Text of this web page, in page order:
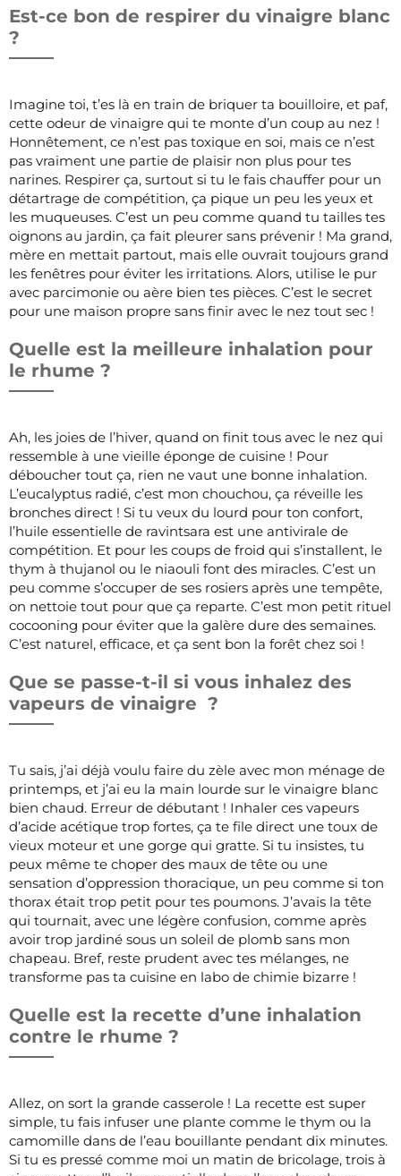
Est-ce bon de respirer du vinaigre blanc
?
Imagine toi, t’es là en train de briquer ta bouilloire, et paf,
cette odeur de vinaigre qui te monte d’un coup au nez !
Honnêtement, ce n’est pas toxique en soi, mais ce n’est
pas vraiment une partie de plaisir non plus pour tes
narines. Respirer ça, surtout si tu le fais chauffer pour un
détartrage de compétition, ça pique un peu les yeux et
les muqueuses. C’est un peu comme quand tu tailles tes
oignons au jardin, ça fait pleurer sans prévenir ! Ma grand,
mère en mettait partout, mais elle ouvrait toujours grand
les fenêtres pour éviter les irritations. Alors, utilise le pur
avec parcimonie ou aère bien tes pièces. C’est le secret
pour une maison propre sans finir avec le nez tout sec !
Quelle est la meilleure inhalation pour
le rhume ?
Ah, les joies de l’hiver, quand on finit tous avec le nez qui
ressemble à une vieille éponge de cuisine ! Pour
déboucher tout ça, rien ne vaut une bonne inhalation.
L’eucalyptus radié, c’est mon chouchou, ça réveille les
bronches direct ! Si tu veux du lourd pour ton confort,
l’huile essentielle de ravintsara est une antivirale de
compétition. Et pour les coups de froid qui s’installent, le
thym à thujanol ou le niaouli font des miracles. C’est un
peu comme s’occuper de ses rosiers après une tempête,
on nettoie tout pour que ça reparte. C’est mon petit rituel
cocooning pour éviter que la galère dure des semaines.
C’est naturel, efficace, et ça sent bon la forêt chez soi !
Que se passe-t-il si vous inhalez des
vapeurs de vinaigre ?
Tu sais, j’ai déjà voulu faire du zèle avec mon ménage de
printemps, et j’ai eu la main lourde sur le vinaigre blanc
bien chaud. Erreur de débutant ! Inhaler ces vapeurs
d’acide acétique trop fortes, ça te file direct une toux de
vieux moteur et une gorge qui gratte. Si tu insistes, tu
peux même te choper des maux de tête ou une
sensation d’oppression thoracique, un peu comme si ton
thorax était trop petit pour tes poumons. J’avais la tête
qui tournait, avec une légère confusion, comme après
avoir trop jardiné sous un soleil de plomb sans mon
chapeau. Bref, reste prudent avec tes mélanges, ne
transforme pas ta cuisine en labo de chimie bizarre !
Quelle est la recette d’une inhalation
contre le rhume ?
Allez, on sort la grande casserole ! La recette est super
simple, tu fais infuser une plante comme le thym ou la
camomille dans de l’eau bouillante pendant dix minutes.
Si tu es pressé comme moi un matin de bricolage, trois à